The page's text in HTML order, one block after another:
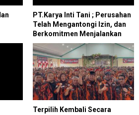
PT.Karya Inti Tani ; Perusahan
Telah Mengantongi Izin, dan
Berkomitmen Menjalankan
Aturan Yang Berlaku
Terpilih Kembali Secara